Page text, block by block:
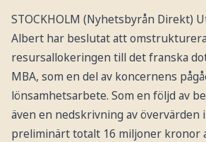
STOCKHOLM (Nyhetsbyrån Direkt)
Albert har beslutat att
resursallokeringen till det franska
MBA, som en del av koncernens
lönsamhetsarbete. Som en följd av
även en nedskrivning av övervärden
preliminärt totalt 16 miljoner kronor